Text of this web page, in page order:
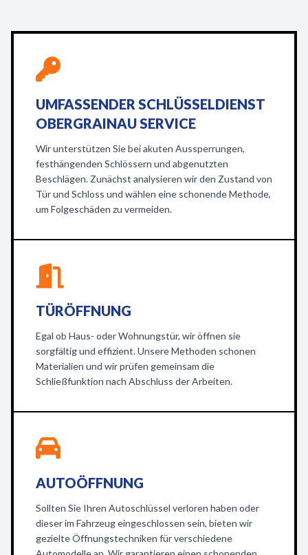
UMFASSENDER SCHLÜSSELDIENST
OBERGRAINAU SERVICE
Wir unterstützen Sie bei akuten Aussperrungen,
festhängenden Schlössern und abgenutzten
Beschlägen. Zunächst analysieren wir den Zustand von
Tür und Schloss und wählen eine schonende Methode,
um Folgeschäden zu vermeiden.
TÜRÖFFNUNG
Egal ob Haus- oder Wohnungstür, wir öffnen sie
sorgfältig und effizient. Unsere Methoden schonen
Materialien und wir prüfen gemeinsam die
Schließfunktion nach Abschluss der Arbeiten.
AUTOÖFFNUNG
Sollten Sie Ihren Autoschlüssel verloren haben oder
dieser im Fahrzeug eingeschlossen sein, bieten wir
gezielte Öffnungstechniken für verschiedene